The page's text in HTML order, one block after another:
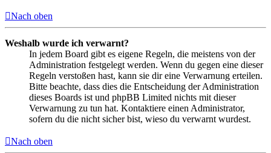
Nach oben
Weshalb wurde ich verwarnt?
In jedem Board gibt es eigene Regeln, die meistens von der
Administration festgelegt werden. Wenn du gegen eine dieser
Regeln verstoßen hast, kann sie dir eine Verwarnung erteilen.
Bitte beachte, dass dies die Entscheidung der Administration
dieses Boards ist und phpBB Limited nichts mit dieser
Verwarnung zu tun hat. Kontaktiere einen Administrator,
sofern du die nicht sicher bist, wieso du verwarnt wurdest.
Nach oben